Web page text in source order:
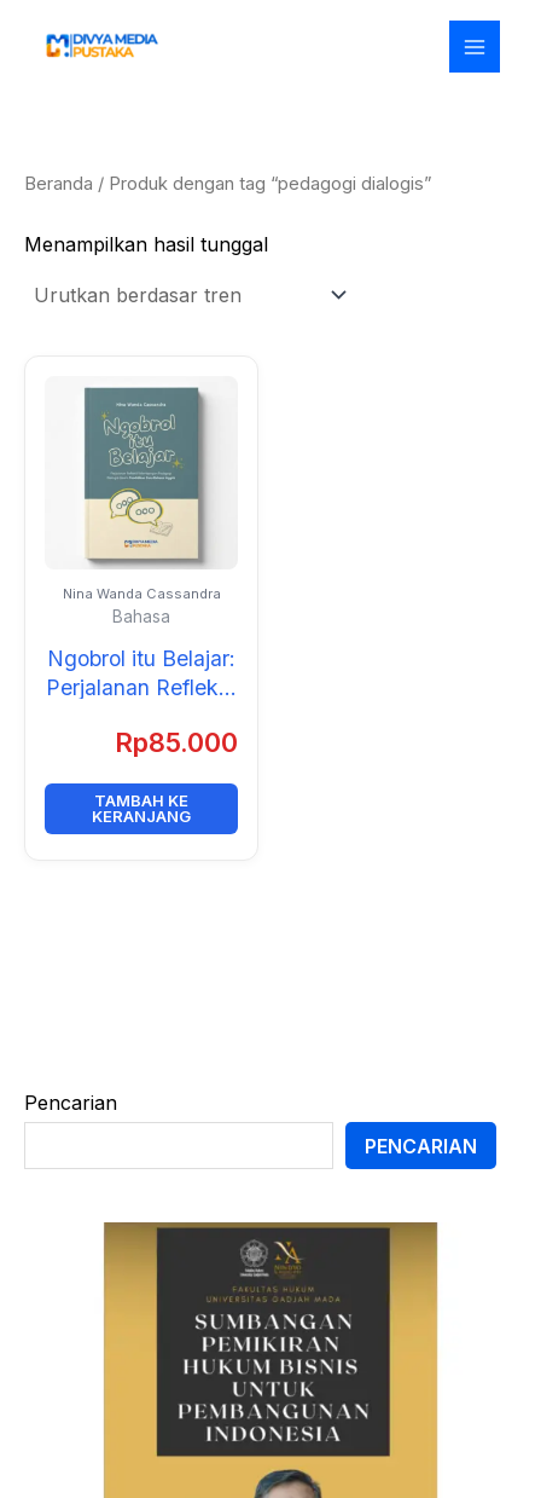
Pencarian
PENCARIAN
Beranda / Produk dengan tag “pedagogi dialogis”
Menampilkan hasil tunggal
Nina Wanda Cassandra
Bahasa
Ngobrol itu Belajar:
Perjalanan Reflektif
Pedagogi Dialogis
Guru Bahasa
Inggris
Rp85.000
TAMBAH KE
KERANJANG